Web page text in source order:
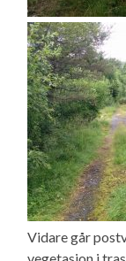
Vidare går
vegetasjon i